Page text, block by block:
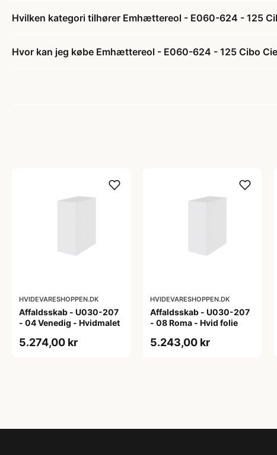
Hvilken kategori tilhører Emhættereol - E060-624 - 125
Hvor kan jeg købe Emhættereol - E060-624 - 125 Cibo
HVIDEVARESHOPPEN.DK
Affaldsskab - U030-207
- 04 Venedig - Hvidmalet
5.274,00 kr
HVIDEVARESHOPPEN.DK
Affaldsskab - U030-207
- 08 Roma - Hvid folie
5.243,00 kr